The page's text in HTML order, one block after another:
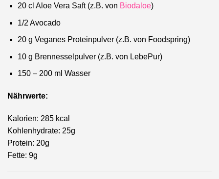
20 cl Aloe Vera Saft (z.B. von Biodaloe)
1/2 Avocado
20 g Veganes Proteinpulver (z.B. von Foodspring)
10 g Brennesselpulver (z.B. von LebePur)
150 – 200 ml Wasser
Nährwerte:
Kalorien: 285 kcal
Kohlenhydrate: 25g
Protein: 20g
Fette: 9g